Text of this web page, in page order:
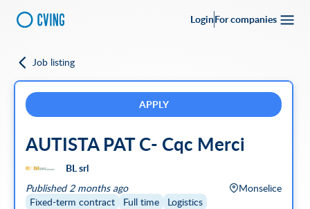
LoginFor companies
Full-time Full Remote CVing Referral
City
Featured companies
Go back
Job listing
APPLY
AUTISTA PAT C- Cqc Merci
BL srl
Published 2 months ago
Monselice
Fixed-term contract
Full time
Logistics